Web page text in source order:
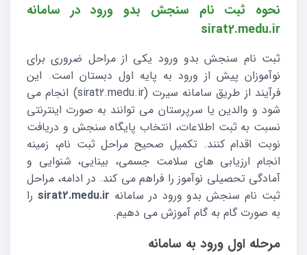
نحوه ثبت نام سنجش بدو ورود در سامانه
sirat2.medu.ir
ثبت نام سنجش بدو ورود یکی از مراحل ضروری برای
نوآموزان پیش از ورود به پایه اول دبستان است. این
فرآیند از طریق سامانه سیرت (sirat2.medu.ir) انجام می
شود و والدین یا سرپرستان می توانند به صورت اینترنتی
نسبت به ثبت اطلاعات، انتخاب پایگاه سنجش و دریافت
نوبت اقدام کنند. تکمیل صحیح مراحل ثبت نام، زمینه
انجام ارزیابی های سلامت جسمی، بینایی، شنوایی و
آمادگی تحصیلی نوآموز را فراهم می کند. در ادامه، مراحل
ثبت نام سنجش بدو ورود در سامانه sirat2.medu.ir را
به صورت گام به گام آموزش می دهیم.
مرحله اول ورود به سامانه